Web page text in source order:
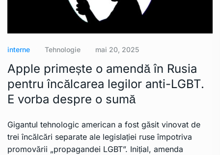
interne Tehnologie mai 20, 2025
Apple primește o amendă în Rusia
pentru încălcarea legilor anti-LGBT.
E vorba despre o sumă
Gigantul tehnologic american a fost găsit vinovat de
trei încălcări separate ale legislației ruse împotriva
promovării „propagandei LGBT”. Inițial, amenda